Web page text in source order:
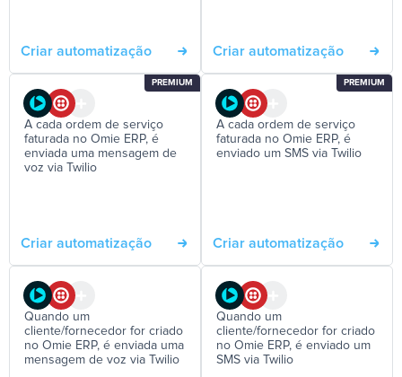
Criar automatização Criar automatização
PREMIUM
A cada ordem de serviço
faturada no Omie ERP, é
enviada uma mensagem de
voz via Twilio
Criar automatização
PREMIUM
A cada ordem de serviço
faturada no Omie ERP, é
enviado um SMS via Twilio
Criar automatização
Quando um
cliente/fornecedor for criado
no Omie ERP, é enviada uma
mensagem de voz via Twilio
Quando um
cliente/fornecedor for criado
no Omie ERP, é enviado um
SMS via Twilio